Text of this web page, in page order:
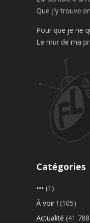
Que j'y trouve
Pour que je ne
Le mur de ma
Catégories
••• (1)
À voir ! (105)
Actualité (41